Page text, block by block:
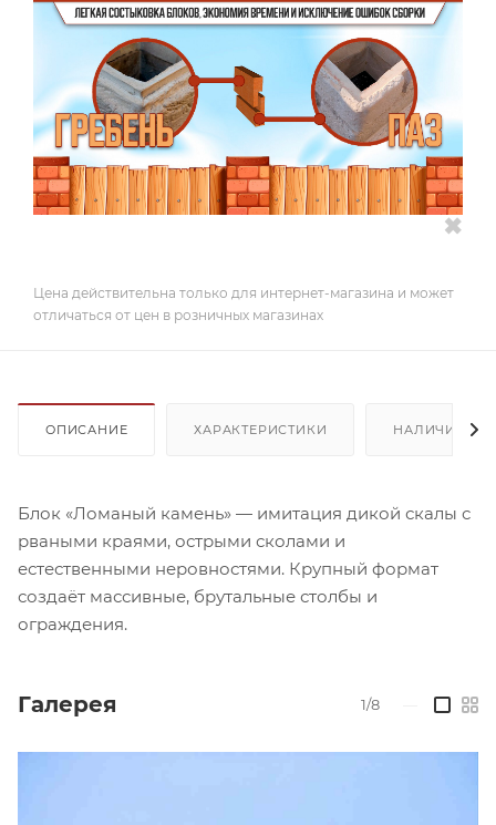
✖
Цена действительна только для интернет-магазина и может
отличаться от цен в розничных магазинах
ОПИСАНИЕ ХАРАКТЕРИСТИКИ НАЛИЧИЕ
Блок «Ломаный камень» — имитация дикой скалы с
рваными краями, острыми сколами и
естественными неровностями. Крупный формат
создаёт массивные, брутальные столбы и
ограждения.
Галерея 1/8